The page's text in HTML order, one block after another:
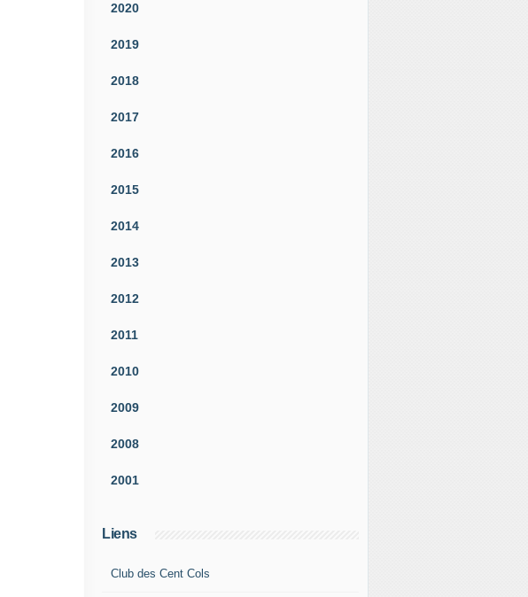
2020
2019
2018
2017
2016
2015
2014
2013
2012
2011
2010
2009
2008
2001
Liens
Club des Cent Cols